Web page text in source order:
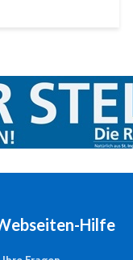
Hilfe